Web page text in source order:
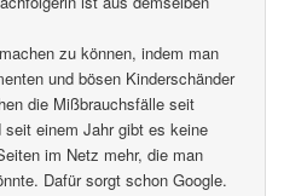
zu können, indem man
und bösen Kinderschänder
die Mißbrauchsfälle seit
einem Jahr gibt es keine
im Netz mehr, die man
Dafür sorgt schon Google.